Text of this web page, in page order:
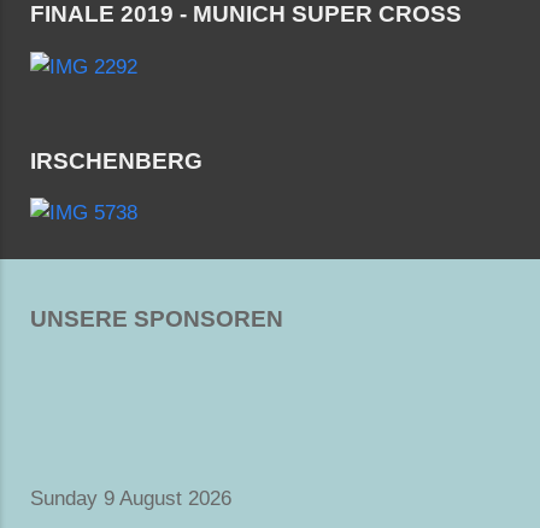
FINALE 2019 - MUNICH SUPER CROSS
IRSCHENBERG
UNSERE SPONSOREN
Sunday 9 August 2026